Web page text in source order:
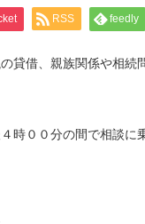
RSS feedly
貸借、親族関係や相続
時００分の間で相談に